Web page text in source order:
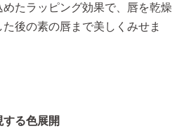
たラッピング効果で、唇を乾燥
後の素の唇まで美しくみせま
る色展開